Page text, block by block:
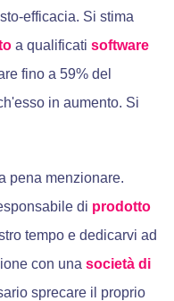
efficacia. Si stima
a qualificati software
fino a 59% del
in aumento. Si
pena menzionare.
di prodotto
tempo e dedicarvi ad
con una società di
sprecare il proprio